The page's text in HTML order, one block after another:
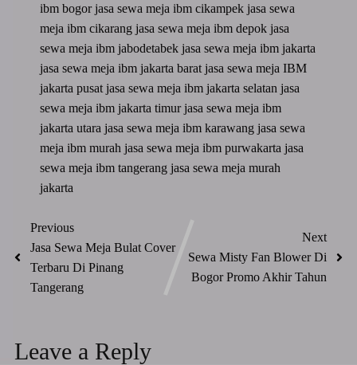
ibm bogorjasa sewa meja ibm cikampekjasa sewa
meja ibm cikarangjasa sewa meja ibm depokjasa
sewa meja ibm jabodetabekjasa sewa meja ibm jakarta
jasa sewa meja ibm jakarta baratjasa sewa meja IBM
jakarta pusatjasa sewa meja ibm jakarta selatanjasa
sewa meja ibm jakarta timurjasa sewa meja ibm
jakarta utarajasa sewa meja ibm karawangjasa sewa
meja ibm murahjasa sewa meja ibm purwakartajasa
sewa meja ibm tangerangjasa sewa meja murah
jakarta
Previous
Jasa Sewa Meja Bulat Cover
Terbaru Di Pinang
Tangerang
Next
Sewa Misty Fan Blower Di
Bogor Promo Akhir Tahun
Leave a Reply